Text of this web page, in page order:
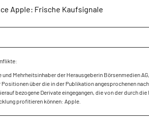
Apple: Frische Kaufsignale
Mehrheitsinhaber der Herausgeberin Börsenmedien
über die in der Publikation angesprochenen
bezogene Derivate eingegangen, die von der durch
profitieren können: Apple.